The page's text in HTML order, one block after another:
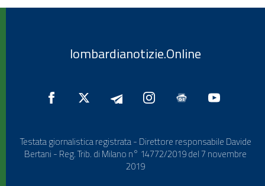
lombardianotizie.Online
Testata giornalistica registrata - Direttore responsabile Davide
Bertani - Reg. Trib. di Milano n° 14772/2019 del 7 novembre
2019